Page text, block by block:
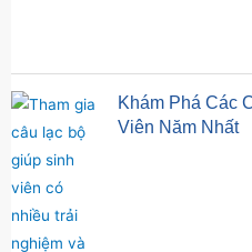
Khám Phá Các
Viên Năm Nhất